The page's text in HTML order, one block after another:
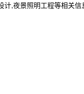
计,夜景照明工程等相关信